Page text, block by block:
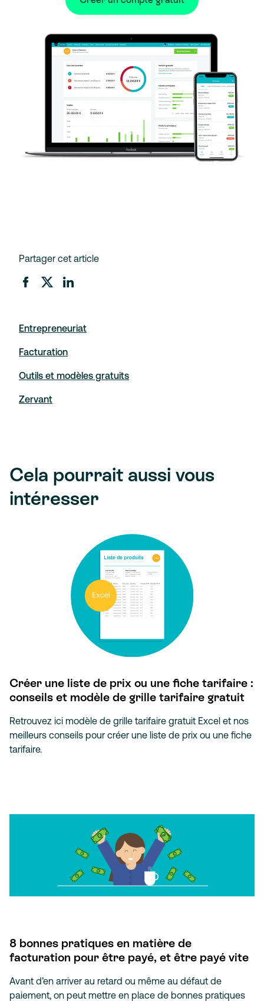
Partager cet article
Entrepreneuriat
Facturation
Outils et modèles gratuits
Zervant
Cela pourrait aussi vous
intéresser
Créer une liste de prix ou une fiche tarifaire :
conseils et modèle de grille tarifaire gratuit
Retrouvez ici modèle de grille tarifaire gratuit Excel et nos
meilleurs conseils pour créer une liste de prix ou une fiche
tarifaire.
8 bonnes pratiques en matière de
facturation pour être payé, et être payé vite
Avant d’en arriver au retard ou même au défaut de
paiement, on peut mettre en place de bonnes pratiques